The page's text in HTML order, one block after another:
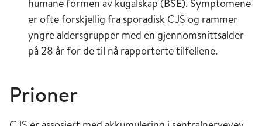
humane formen av kugalskap (BSE). Symptomene
er ofte forskjellig fra sporadisk CJS og rammer
yngre aldersgrupper med en gjennomsnittsalder
på 28 år for de til nå rapporterte tilfellene.
Prioner